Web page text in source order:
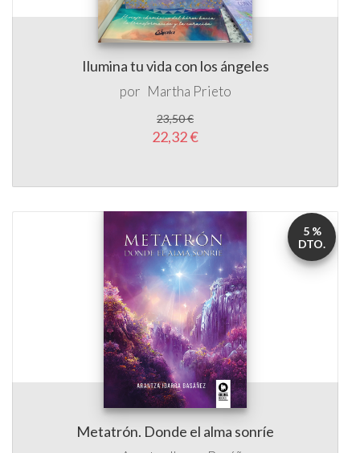
Ilumina tu vida con los ángeles
por Martha Prieto
23,50 €
22,32 €
Metatrón. Donde el alma sonríe
5 %
DTO.